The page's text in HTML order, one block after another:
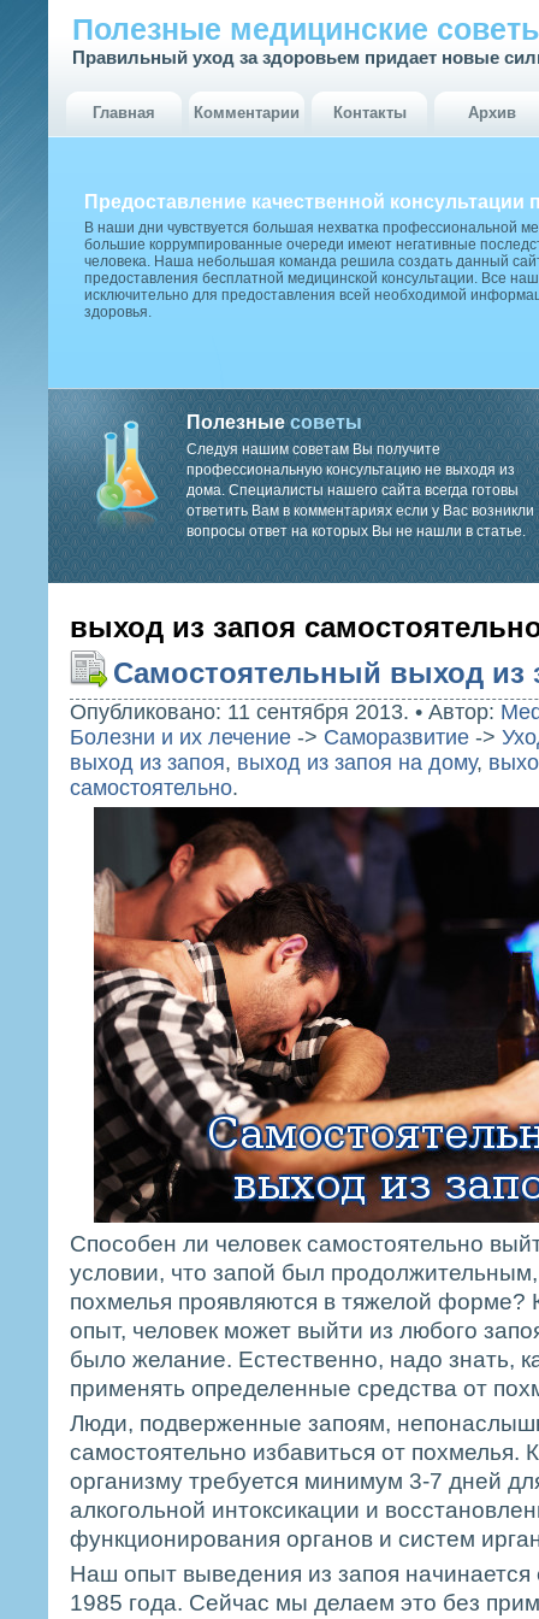
Полезные медицинские
Правильный уход за здоровьем придает новые
Главная Комментарии Контакты Архив
Предоставление качественной консультации
В наши дни чувствуется большая нехватка профессиональной
большие коррумпированные очереди имеют негативные
человека. Наша небольшая команда решила создать данный
предоставления бесплатной медицинской консультации. Все
исключительно для предоставления всей необходимой
здоровья.
Полезныесоветы
Следуя нашим советам Вы получите
профессиональную консультацию не выходя из
дома. Специалисты нашего сайта всегда готовы
ответить Вам в комментариях если у Вас возникли
вопросы ответ на которых Вы не нашли в статье.
выход из запоя
Самостоятельный выход из
Опубликовано: 11 сентября 2013. • Автор:
Болезни и их лечение -> Саморазвитие ->
выход из запоя, выход из запоя на дому,
самостоятельно.
Способен ли человек самостоятельно
условии, что запой был
похмелья проявляются в тяжелой форме?
опыт, человек может выйти из любого
было желание. Естественно, надо знать,
применять определенные средства от
Люди, подверженные запоям,
самостоятельно избавиться от похмелья.
организму требуется минимум 3-7 дней
алкогольной интоксикации и
функционирования органов и систем
Наш опыт выведения из запоя начинается
1985 года. Сейчас мы делаем это без